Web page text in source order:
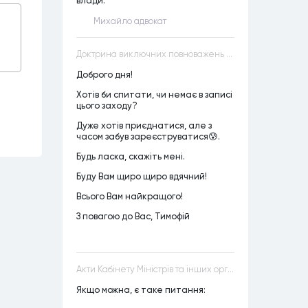
Михайло адвокат
Доктрина виключних повноважень VS Доктрина прихованих повноважень
Доброго дня!
Хотів би спитати, чи немає в записі
цього заходу?
Дуже хотів приєднатися, але з
часом забув зареєструватися😰.
Будь ласка, скажіть мені.
Буду Вам щиро щиро вдячний!
Всього Вам найкращого!
З повагою до Вас, Тимофій
Акти Кабінету Міністрів та інших органів державної влади як джерела конституційного права
Якщо можна, є таке питання: